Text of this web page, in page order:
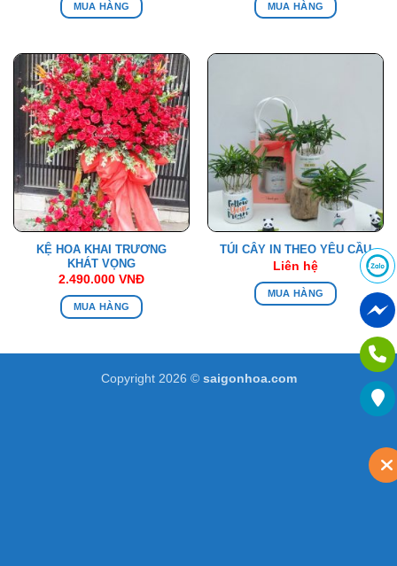
MUA HÀNG MUA HÀNG
KỆ HOA KHAI TRƯƠNG
KHÁT VỌNG
2.490.000 VNĐ
MUA HÀNG
TÚI CÂY IN THEO YÊU CẦU
Liên hệ
MUA HÀNG
Copyright 2026 © saigonhoa.com